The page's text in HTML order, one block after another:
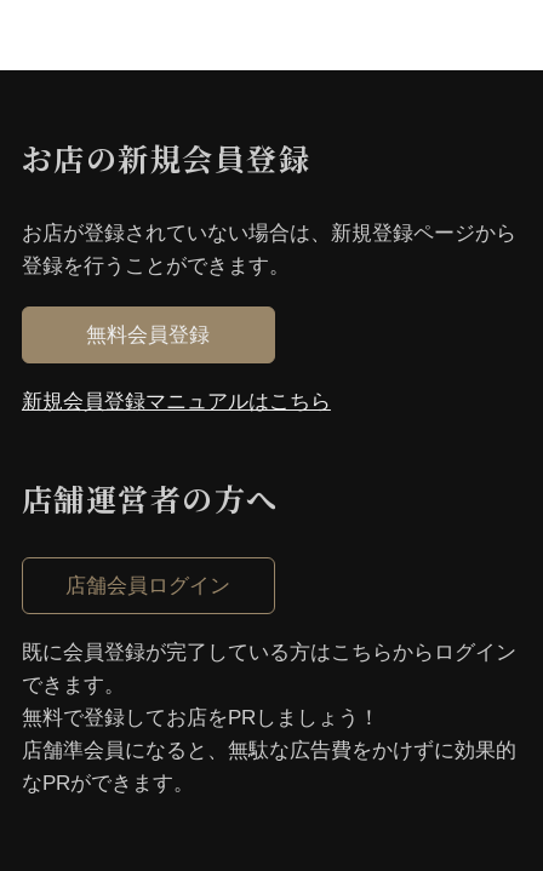
お店の新規会員登録
お店が登録されていない場合は、新規登録ページから
登録を⾏うことができます。
無料会員登録
新規会員登録マニュアルはこちら
店舗運営者の⽅へ
店舗会員ログイン
既に会員登録が完了している⽅はこちらからログイン
できます。
無料で登録してお店をPRしましょう！
店舗準会員になると、無駄な広告費をかけずに効果的
なPRができます。